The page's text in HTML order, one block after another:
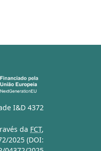
I&D 4372
da FCT,
2025 (DOI: